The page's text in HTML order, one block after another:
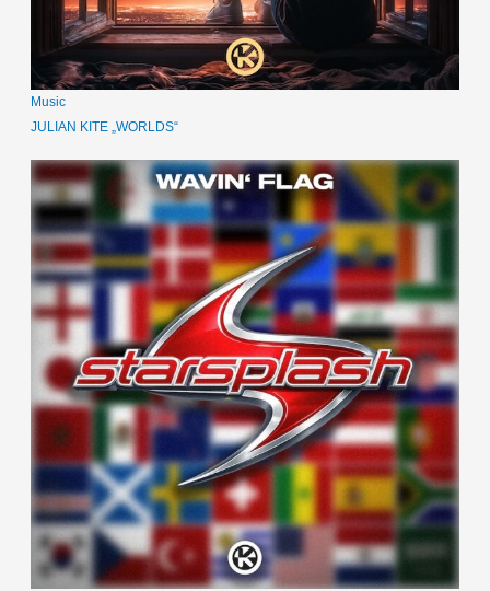
Music
JULIAN KITE „WORLDS“